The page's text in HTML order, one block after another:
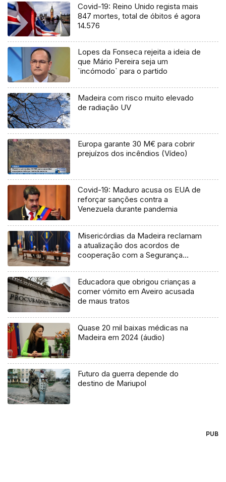
Covid-19: Reino Unido regista mais
847 mortes, total de óbitos é agora
14.576
Lopes da Fonseca rejeita a ideia de
que Mário Pereira seja um
`incómodo` para o partido
Madeira com risco muito elevado
de radiação UV
Europa garante 30 M€ para cobrir
prejuízos dos incêndios (Vídeo)
Covid-19: Maduro acusa os EUA de
reforçar sanções contra a
Venezuela durante pandemia
Misericórdias da Madeira reclamam
a atualização dos acordos de
cooperação com a Segurança
Educadora que obrigou crianças a
comer vómito em Aveiro acusada
de maus tratos
Quase 20 mil baixas médicas na
Madeira em 2024 (áudio)
Futuro da guerra depende do
destino de Mariupol
PUB